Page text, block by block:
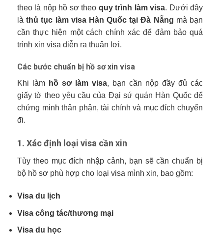
theo là nộp hồ sơ theo quy trình làm visa. Dưới đây
làthủ tục làm visa Hàn Quốc tại Đà Nẵng mà bạn
cần thực hiện một cách chính xác để đảm bảo quá
trình xin visa diễn ra thuận lợi.
Các bước chuẩn bị hồ sơ xin visa
Khi làm hồ sơ làm visa, bạn cần nộp đầy đủ các
giấy tờ theo yêu cầu của Đại sứ quán Hàn Quốc để
chứng minh thân phận, tài chính và mục đích chuyến
đi.
1. Xác định loại visa cần xin
Tùy theo mục đích nhập cảnh, bạn sẽ cần chuẩn bị
bộ hồ sơ phù hợp cho loại visa mình xin, bao gồm:
Visa du lịch
Visa công tác/thương mại
Visa du học